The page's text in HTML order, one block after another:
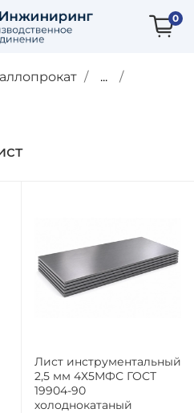
0
...
Лист инструментальный
2,5 мм 4Х5МФС ГОСТ
19904-90
холоднокатаный